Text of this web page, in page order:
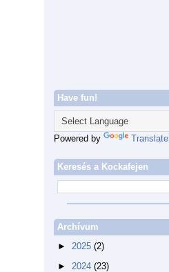
Have fun!
Powered by Translate
Keresés a Kockafejen
Archívum
► 2025 (2)
► 2024 (23)